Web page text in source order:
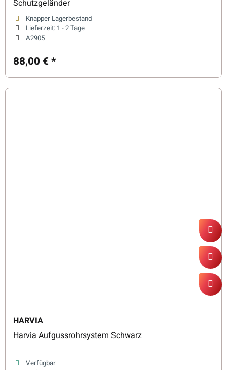
Schutzgeländer
Knapper Lagerbestand
Lieferzeit: 1 - 2 Tage
A2905
88,00 €*
HARVIA
Harvia Aufgussrohrsystem Schwarz
Verfügbar